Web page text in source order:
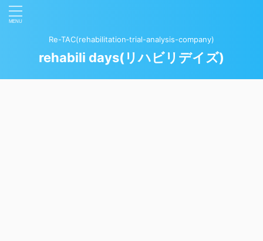
Re-TAC(rehabilitation‐trial-analysis-company)
rehabili days(リハビリデイズ)